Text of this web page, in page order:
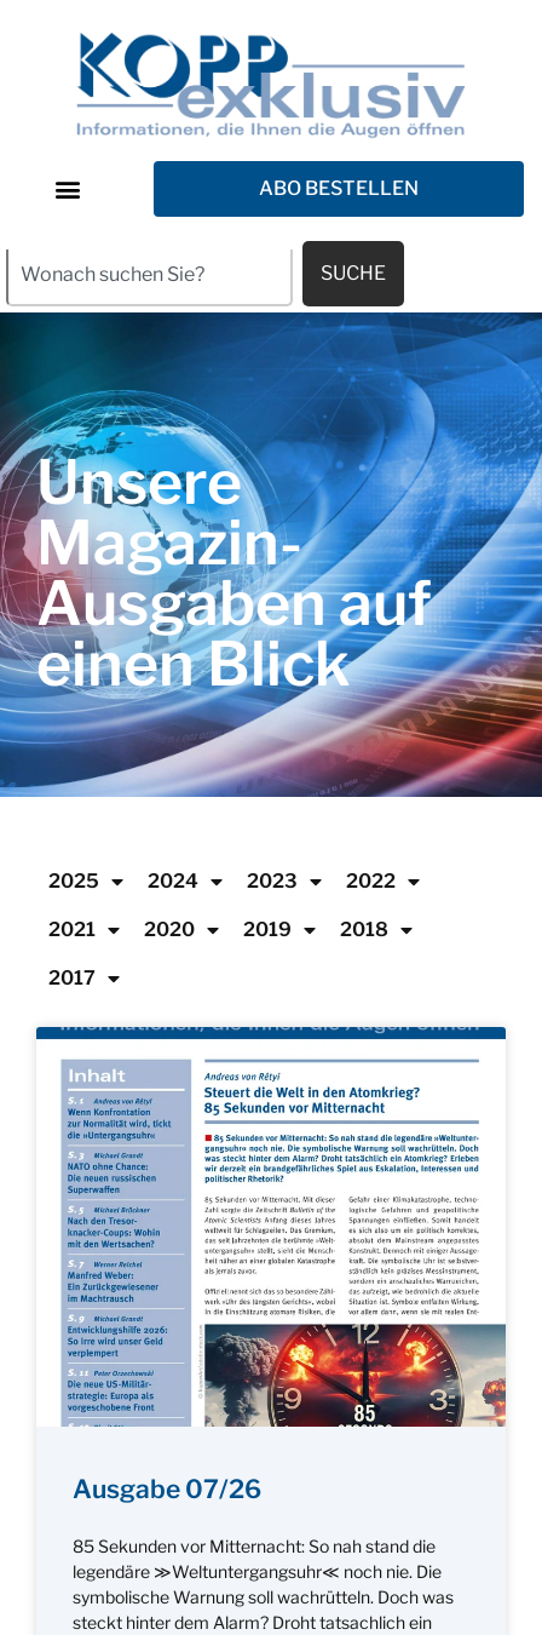
ABO BESTELLEN
SUCHE
Unsere
Magazin-
Ausgaben auf
einen Blick
2025 2024 2023 2022
2021 2020 2019 2018
2017
Ausgabe 07/26
85 Sekunden vor Mitternacht: So nah stand die
legendäre ≫Weltuntergangsuhr≪ noch nie. Die
symbolische Warnung soll wachrütteln. Doch was
steckt hinter dem Alarm? Droht tatsachlich ein